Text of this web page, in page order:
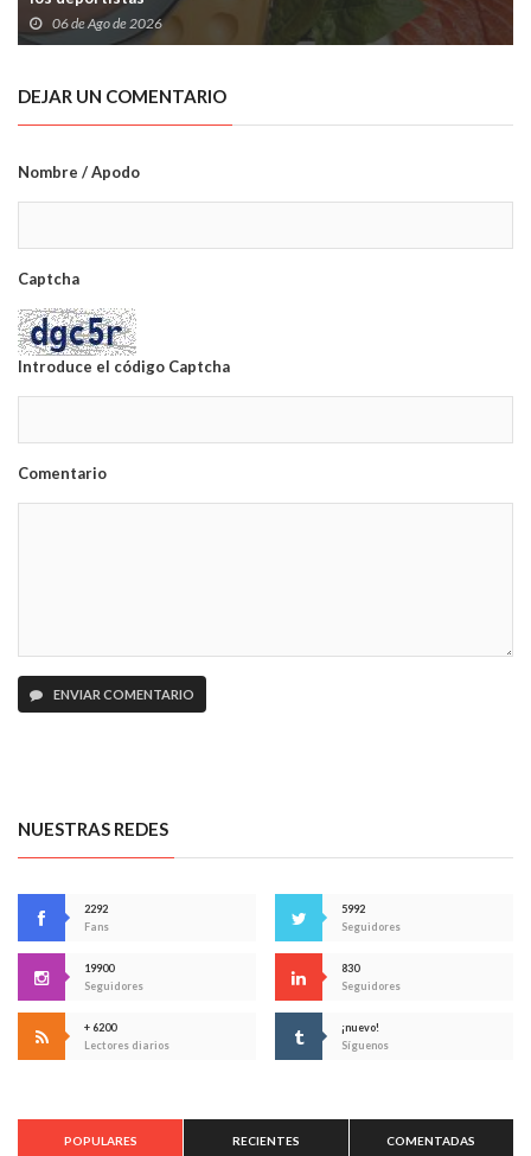
06 de Ago de 2026
DEJAR UN COMENTARIO
Nombre / Apodo
Captcha
Introduce el código Captcha
Comentario
ENVIAR COMENTARIO
NUESTRAS REDES
2292
Fans
5992
Seguidores
19900
Seguidores
830
Seguidores
+ 6200
Lectores diarios
¡nuevo!
Síguenos
POPULARES RECIENTES COMENTADAS